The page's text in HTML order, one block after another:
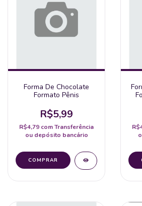
Forma De Chocolate
Formato Pênis
R$5,99
R$4,79 comTransferência
ou depósito bancário